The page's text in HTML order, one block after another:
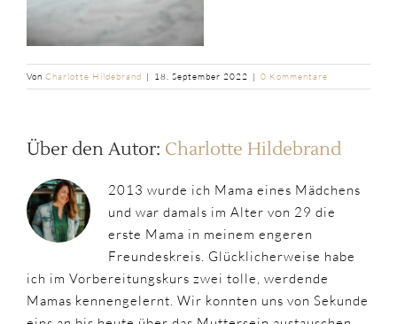
Von Charlotte Hildebrand | 18. September 2022 | 0 Kommentare
Über den Autor: Charlotte Hildebrand
2013 wurde ich Mama eines Mädchens
und war damals im Alter von 29 die
erste Mama in meinem engeren
Freundeskreis. Glücklicherweise habe
ich im Vorbereitungskurs zwei tolle, werdende
Mamas kennengelernt. Wir konnten uns von Sekunde